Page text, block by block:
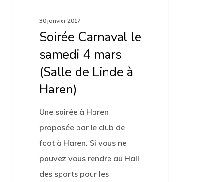
30 janvier 2017
Soirée Carnaval le
samedi 4 mars
(Salle de Linde à
Haren)
Une soirée à Haren
proposée par le club de
foot à Haren. Si vous ne
pouvez vous rendre au Hall
des sports pour les